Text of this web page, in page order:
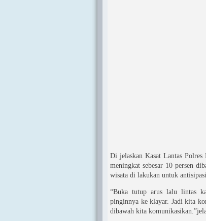
Di jelaskan Kasat Lantas
meningkat sebesar 10 persen
wisata di lakukan untuk
“Buka tutup arus lalu lintas
pinginnya ke klayar. Jadi kita
dibawah kita